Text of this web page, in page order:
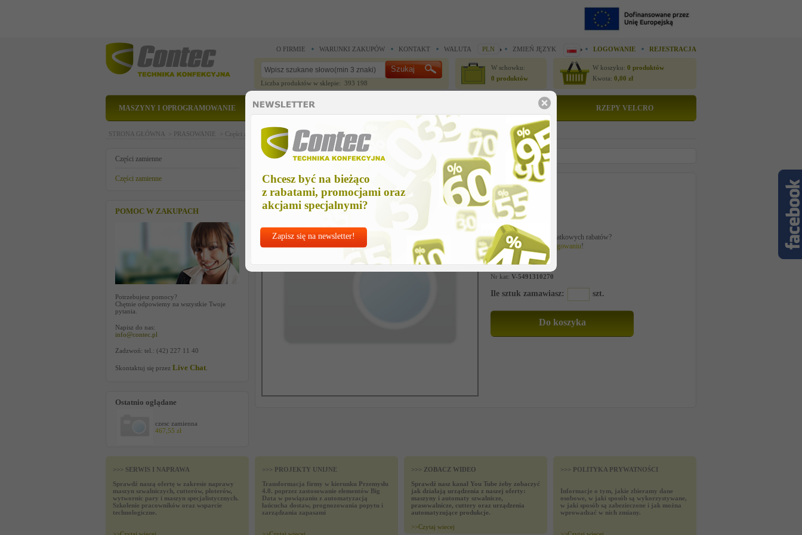
Chcesz być na bieżąco
z rabatami, promocjami oraz
akcjami specjalnymi?
Zapisz się na newsletter!
O FIRMIE WARUNKI ZAKUPÓW KONTAKT WALUTA PLN ZMIEŃ JĘZYK LOGOWANIE REJESTRACJA
Liczba produktów w sklepie: 393 198
W schowku:
0 produktów
W koszyku: 0 produktów
Kwota: 0,00 zł
MASZYNY I OPROGRAMOWANIE CZĘŚCI ZAMIENNE RZEPY VELCRO
STRONA GŁÓWNA > PRASOWANIE > Części zamienne >Części zamienne > czesc zamienna
Części zamienne
Części zamienne
POMOC W ZAKUPACH
Potrzebujesz pomocy?
Chętnie odpowiemy na wszystkie Twoje
pytania.
Napisz do nas:
info@contec.pl
Zadzwoń: tel.: (42) 227 11 40
Skontaktuj się przez Live Chat
Ostatnio oglądane
czesc zamienna
467,55 zł
czesc zamienna
Cena netto
467,55 zł
Chcesz korzystać z dodatkowych rabatów?
Najlepszeceny pozalogowaniu!
Nr kat: V-5491310270
Ile sztuk zamawiasz: szt.
>>> SERWIS I NAPRAWA
Sprawdź naszą ofertę w zakresie naprawy
maszyn szwalniczych, cutterów, ploterów,
wytwornic pary i maszyn specjalistycznych.
Szkolenie pracowników oraz wsparcie
technologiczne.
>>> PROJEKTY UNIJNE
Transformacja firmy w kierunku Przemysłu
4.0. poprzez zastosowanie elementów Big
Data w powiązaniu z automatyzacją
łańcucha dostaw, prognozowania popytu i
zarządzania zapasami
>>> ZOBACZ WIDEO
Sprawdź nasz kanał You Tube żeby zobaczyć
jak działają urządzenia z naszej oferty:
maszyny i automaty szwalnicze,
prasowalnicze, cuttery oraz urządzenia
automatyzujące produkcje.
>>Czytaj wiecej
>>> POLITYKA PRYWATNOŚCI
Informacje o tym, jakie zbieramy dane
osobowe, w jaki sposób są wykorzystywane,
w jaki sposób są zabezieczone i jak można
wprowadzać w nich zmiany.